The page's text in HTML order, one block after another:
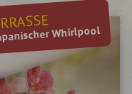
Whirlpool